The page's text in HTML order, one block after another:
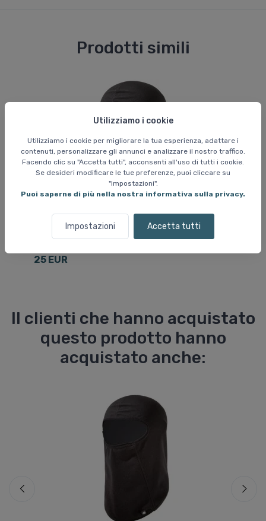
Utilizziamo i cookie
Utilizziamo i cookie per migliorare la tua esperienza, adattare i
contenuti, personalizzare gli annunci e analizzare il nostro traffico.
Facendo clic su "Accetta tutti", acconsenti all'uso di tutti i cookie.
Se desideri modificare le tue preferenze, puoi cliccare su
"Impostazioni".
Puoi saperne di più nella nostra informativa sulla privacy.
Impostazioni Accetta tutti
Prodotti simili
Sciarpe tubolari e balaclava per bambini
Passamontagna in pile Kama, bambino, nero
25 EUR
Il clienti che hanno acquistato
questo prodotto hanno
acquistato anche: